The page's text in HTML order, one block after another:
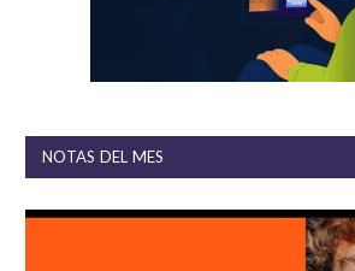
NOTAS DEL MES